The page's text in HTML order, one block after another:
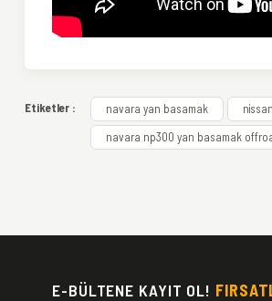
Bu ürünün fiyat bilgisi, resim, ürün
Görüş ve önerileriniz için teşekkür ederiz.
Etiketler : navara yan basamak
navara np300 yan basamak
E-BÜLTENE KAYIT OL!